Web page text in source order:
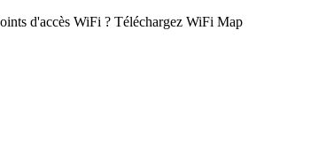
d'accès WiFi ? Téléchargez WiFi Map